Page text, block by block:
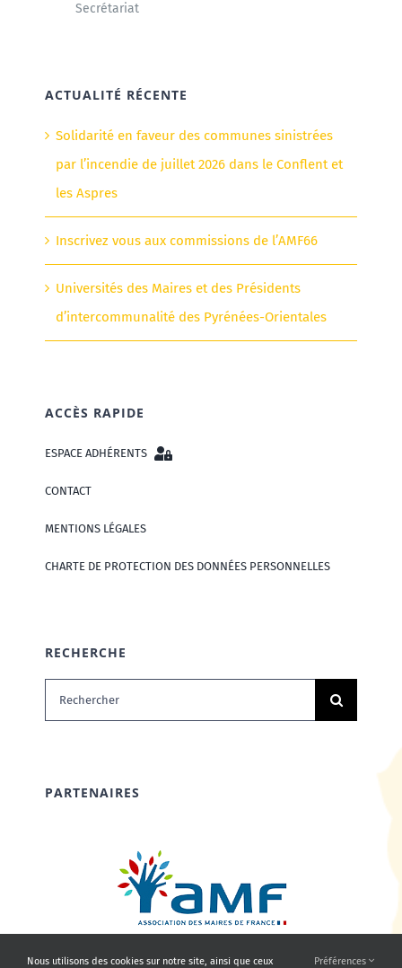
Secrétariat
ACTUALITÉ RÉCENTE
Solidarité en faveur des communes sinistrées
par l’incendie de juillet 2026 dans le Conflent et
les Aspres
Inscrivez vous aux commissions de l’AMF66
Universités des Maires et des Présidents
d’intercommunalité des Pyrénées-Orientales
ACCÈS RAPIDE
ESPACE ADHÉRENTS
CONTACT
MENTIONS LÉGALES
CHARTE DE PROTECTION DES DONNÉES PERSONNELLES
RECHERCHE
Rechercher:
PARTENAIRES
Nous utilisons des cookies sur notre site, ainsi que ceux Préférences